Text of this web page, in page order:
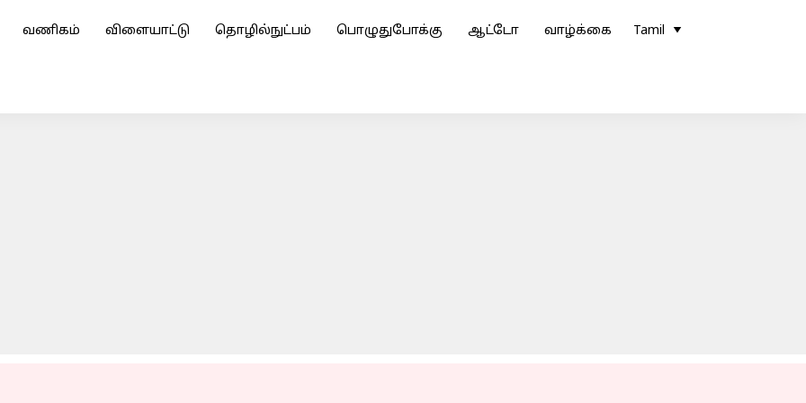
வணிகம் விளையாட்டு தொழில்நுட்பம் பொழுதுபோக்கு ஆட்டோ வாழ்க்கை Tamil
காற்றழுத்த தாழ்வு பகுதி: தமிழகத்தில் ஓரிரு இடங்களில் மிதமான மழைக்கு வாய்ப்பு